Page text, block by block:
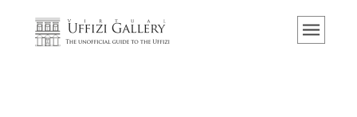
Accueil